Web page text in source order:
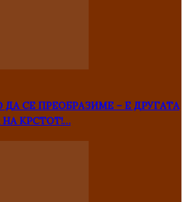
СЕ ПРЕОБРАЗИМЕ – Е ДРУГАТА
КРСТОТ!…